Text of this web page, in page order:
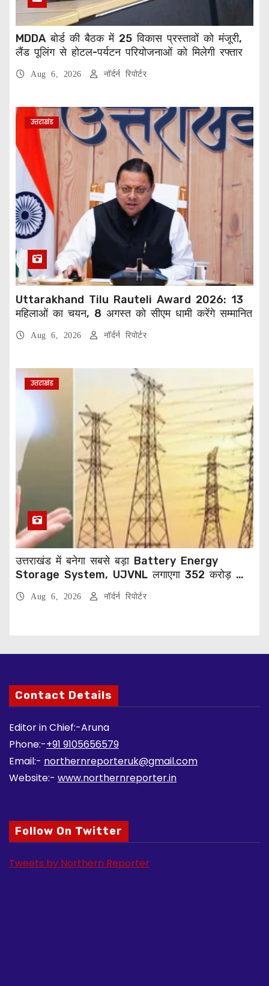
MDDA बोर्ड की बैठक में 25 विकास प्रस्तावों को मंजूरी,
लैंड पूलिंग से होटल-पर्यटन परियोजनाओं को मिलेगी रफ्तार
Aug 6, 2026 नॉर्दर्न रिपोर्टर
उत्तराखंड
Uttarakhand Tilu Rauteli Award 2026: 13
महिलाओं का चयन, 8 अगस्त को सीएम धामी करेंगे सम्मानित
Aug 6, 2026 नॉर्दर्न रिपोर्टर
उत्तराखंड
उत्तराखंड में बनेगा सबसे बड़ा Battery Energy
Storage System, UJVNL लगाएगा 352 करोड़ का
Aug 6, 2026 नॉर्दर्न रिपोर्टर
Contact Details
Editor in Chief:-Aruna
Phone:-+91 9105656579
Email:- northernreporteruk@gmail.com
Website:- www.northernreporter.in
Follow On Twitter
Tweets by Northern Reporter